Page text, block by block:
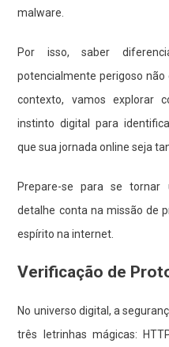
malware.
Por isso, saber
potencialmente perigoso não
contexto, vamos explorar
instinto digital para
que sua jornada online seja
Prepare-se para se tornar
detalhe conta na missão de
espírito na internet.
Verificação de
No universo digital, a
três letrinhas mágicas: